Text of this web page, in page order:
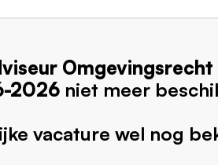
Omgevingsrecht
2026 niet meer
vacature wel nog